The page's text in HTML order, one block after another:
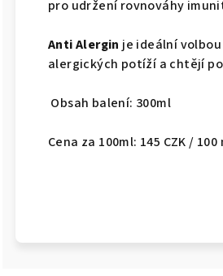
pro udržení rovnováhy
Anti Alergin je ideální
alergických potíží a chtějí
Obsah balení: 300ml
Cena za 100ml: 145 CZK / 100